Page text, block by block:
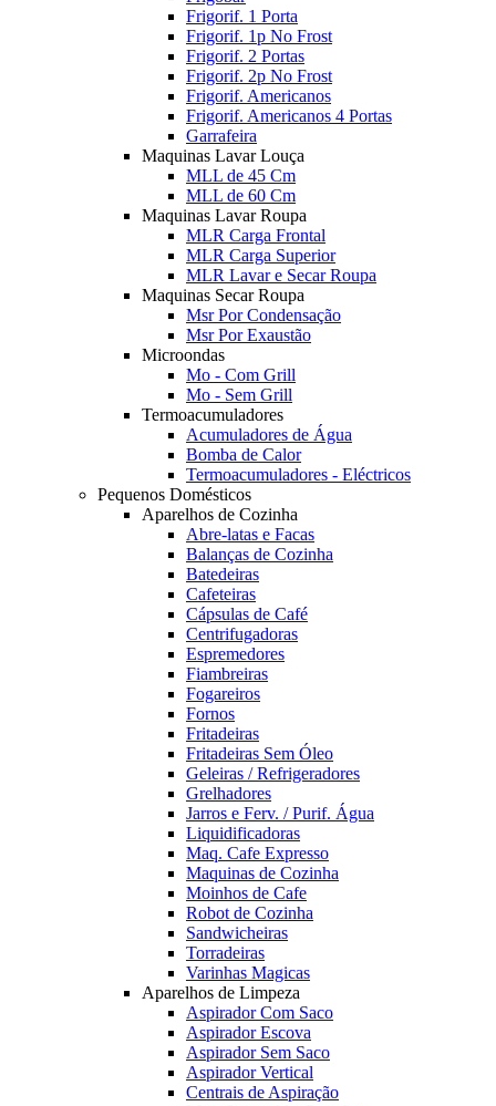
Frigorif. 1 Porta
Frigorif. 1p No Frost
Frigorif. 2 Portas
Frigorif. 2p No Frost
Frigorif. Americanos
Frigorif. Americanos 4 Portas
Garrafeira
Maquinas Lavar Louça
MLL de 45 Cm
MLL de 60 Cm
Maquinas Lavar Roupa
MLR Carga Frontal
MLR Carga Superior
MLR Lavar e Secar Roupa
Maquinas Secar Roupa
Msr Por Condensação
Msr Por Exaustão
Microondas
Mo - Com Grill
Mo - Sem Grill
Termoacumuladores
Acumuladores de Água
Bomba de Calor
Termoacumuladores - Eléctricos
Pequenos Domésticos
Aparelhos de Cozinha
Abre-latas e Facas
Balanças de Cozinha
Batedeiras
Cafeteiras
Cápsulas de Café
Centrifugadoras
Espremedores
Fiambreiras
Fogareiros
Fornos
Fritadeiras
Fritadeiras Sem Óleo
Geleiras / Refrigeradores
Grelhadores
Jarros e Ferv. / Purif. Água
Liquidificadoras
Maq. Cafe Expresso
Maquinas de Cozinha
Moinhos de Cafe
Robot de Cozinha
Sandwicheiras
Torradeiras
Varinhas Magicas
Aparelhos de Limpeza
Aspirador Com Saco
Aspirador Escova
Aspirador Sem Saco
Aspirador Vertical
Centrais de Aspiração